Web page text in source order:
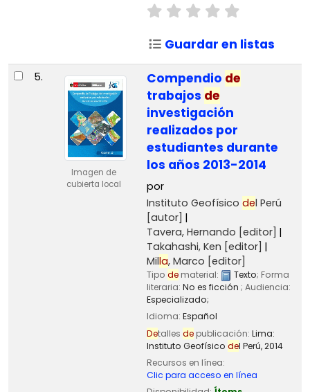
Guardar en listas
5.
Imagen de
cubierta local
Compendio de
trabajos de
investigación
realizados por
estudiantes durante
los años 2013-2014
por
Instituto Geofísico del Perú
[autor]
Tavera, Hernando [editor]
Takahashi, Ken [editor]
Milla, Marco [editor]
Tipo dematerial: Texto; Forma
literaria: No es ficción ; Audiencia:
Especializado;
Idioma: Español
Detalles depublicación: Lima:
Instituto Geofísico del Perú,2014
Recursos en línea:
Clic para acceso en línea